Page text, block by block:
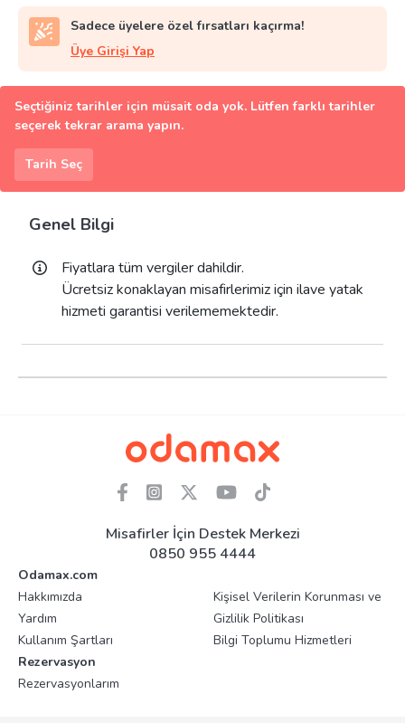
Sadece üyelere özel fırsatları kaçırma!
Üye Girişi Yap
Seçtiğiniz tarihler için müsait oda yok. Lütfen farklı tarihler
seçerek tekrar arama yapın.
Tarih Seç
Genel Bilgi
Fiyatlara tüm vergiler dahildir.
Ücretsiz konaklayan misafirlerimiz için ilave yatak
hizmeti garantisi verilememektedir.
Misafirler İçin Destek Merkezi
0850 955 4444
Odamax.com
Hakkımızda
Yardım
Kullanım Şartları
Kişisel Verilerin Korunması ve
Gizlilik Politikası
Bilgi Toplumu Hizmetleri
Rezervasyon
Rezervasyonlarım